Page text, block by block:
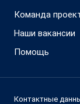
Команда
Наши вакансии
Помощь
Контактные